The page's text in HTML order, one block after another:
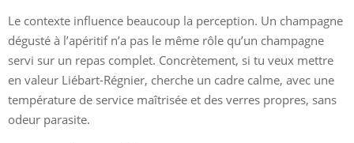
Le contexte influence beaucoup la perception. Un champagne
dégusté à l’apéritif n’a pas le même rôle qu’un champagne
servi sur un repas complet. Concrètement, si tu veux mettre
en valeur Liébart-Régnier, cherche un cadre calme, avec une
température de service maîtrisée et des verres propres, sans
odeur parasite.